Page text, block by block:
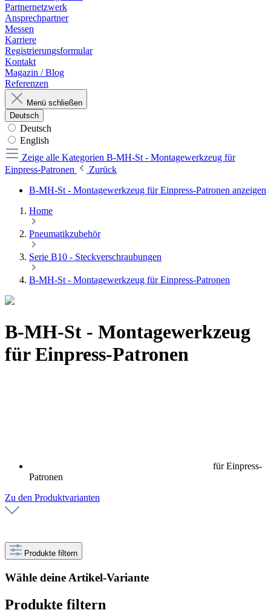
Partnernetzwerk
Ansprechpartner
Messen
Karriere
Registrierungsformular
Kontakt
Magazin / Blog
Referenzen
Menü schließen
Deutsch
Deutsch
English
Zeige alle Kategorien B-MH-St - Montagewerkzeug für
Einpress-Patronen
Zurück
B-MH-St - Montagewerkzeug für Einpress-Patronen anzeigen
Home
Pneumatikzubehör
Serie B10 - Steckverschraubungen
B-MH-St - Montagewerkzeug für Einpress-Patronen
B-MH-St - Montagewerkzeug
für Einpress-Patronen
für Einpress-
Patronen
Zu den Produktvarianten
Produkte filtern
Wähle deine Artikel-Variante
Produkte filtern